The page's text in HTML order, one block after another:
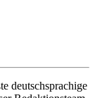
deutschsprachige